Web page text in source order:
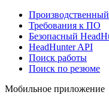
Требования к ПО
Безопасный
HeadHunter API
Поиск работы
Поиск по резюме
Мобильное приложение